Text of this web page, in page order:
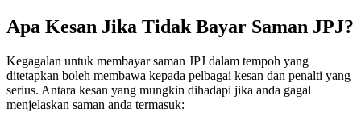
Apa Kesan Jika Tidak Bayar Saman JPJ?
Kegagalan untuk membayar saman JPJ dalam tempoh yang
ditetapkan boleh membawa kepada pelbagai kesan dan penalti yang
serius. Antara kesan yang mungkin dihadapi jika anda gagal
menjelaskan saman anda termasuk: